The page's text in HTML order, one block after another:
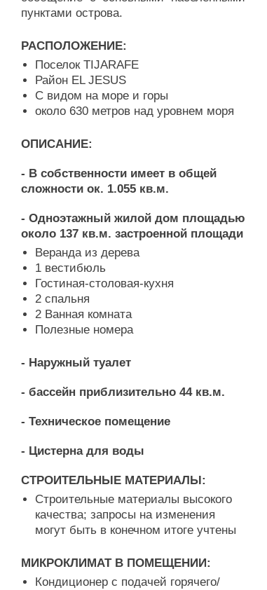
пунктами острова.
РАСПОЛОЖЕНИЕ:
Поселок TIJARAFE
Район EL JESUS
C видом на море и горы
около 630 метров над уровнем моря
ОПИСАНИЕ:
- В собственности имеет в общей
сложности ок. 1.055 кв.м.
- Одноэтажный жилой дом площадью
около 137 кв.м. застроенной площади
Веранда из дерева
1 вестибюль
Гостиная-столовая-кухня
2 спальня
2 Ванная комната
Полезные номера
- Наружный туалет
- бассейн приблизительно 44 кв.м.
- Техническое помещение
- Цистерна для воды
СТРОИТЕЛЬНЫЕ МАТЕРИАЛЫ:
Строительные материалы высокого
качества; запросы на изменения
могут быть в конечном итоге учтены
МИКРОКЛИМАТ В ПОМЕЩЕНИИ:
Кондиционер с подачей горячего/